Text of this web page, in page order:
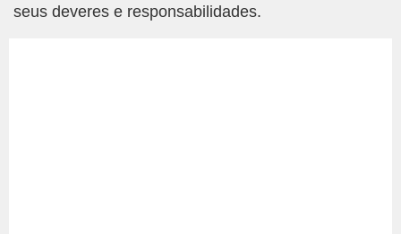
seus deveres e responsabilidades.